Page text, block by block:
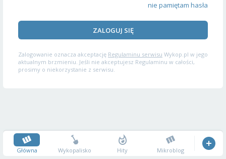
nie pamiętam hasła
ZALOGUJ SIĘ
Zalogowanie oznacza akceptację Regulaminu serwisu Wykop.pl w jego
aktualnym brzmieniu. Jeśli nie akceptujesz Regulaminu w całości,
prosimy o niekorzystanie z serwisu.
Główna Wykopalisko Hity Mikroblog